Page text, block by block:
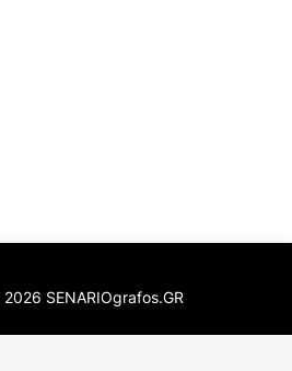
2026 SENARIOgrafos.GR